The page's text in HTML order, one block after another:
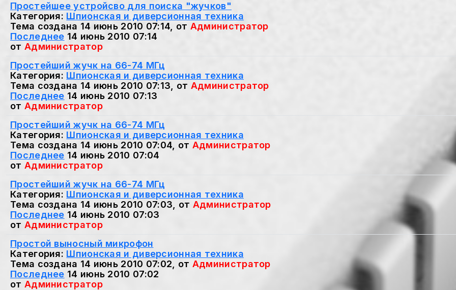
Простейшее устройсво для поиска "жучков"
Категория: Шпионская и диверсионная техника
Тема создана 14 июнь 2010 07:14, от Администратор
Последнее 14 июнь 2010 07:14
от Администратор
Простейший жучк на 66-74 МГц
Категория: Шпионская и диверсионная техника
Тема создана 14 июнь 2010 07:13, от Администратор
Последнее 14 июнь 2010 07:13
от Администратор
Простейший жучк на 66-74 МГц
Категория: Шпионская и диверсионная техника
Тема создана 14 июнь 2010 07:04, от Администратор
Последнее 14 июнь 2010 07:04
от Администратор
Простейший жучк на 66-74 МГц
Категория: Шпионская и диверсионная техника
Тема создана 14 июнь 2010 07:03, от Администратор
Последнее 14 июнь 2010 07:03
от Администратор
Простой выносный микрофон
Категория: Шпионская и диверсионная техника
Тема создана 14 июнь 2010 07:02, от Администратор
Последнее 14 июнь 2010 07:02
от Администратор